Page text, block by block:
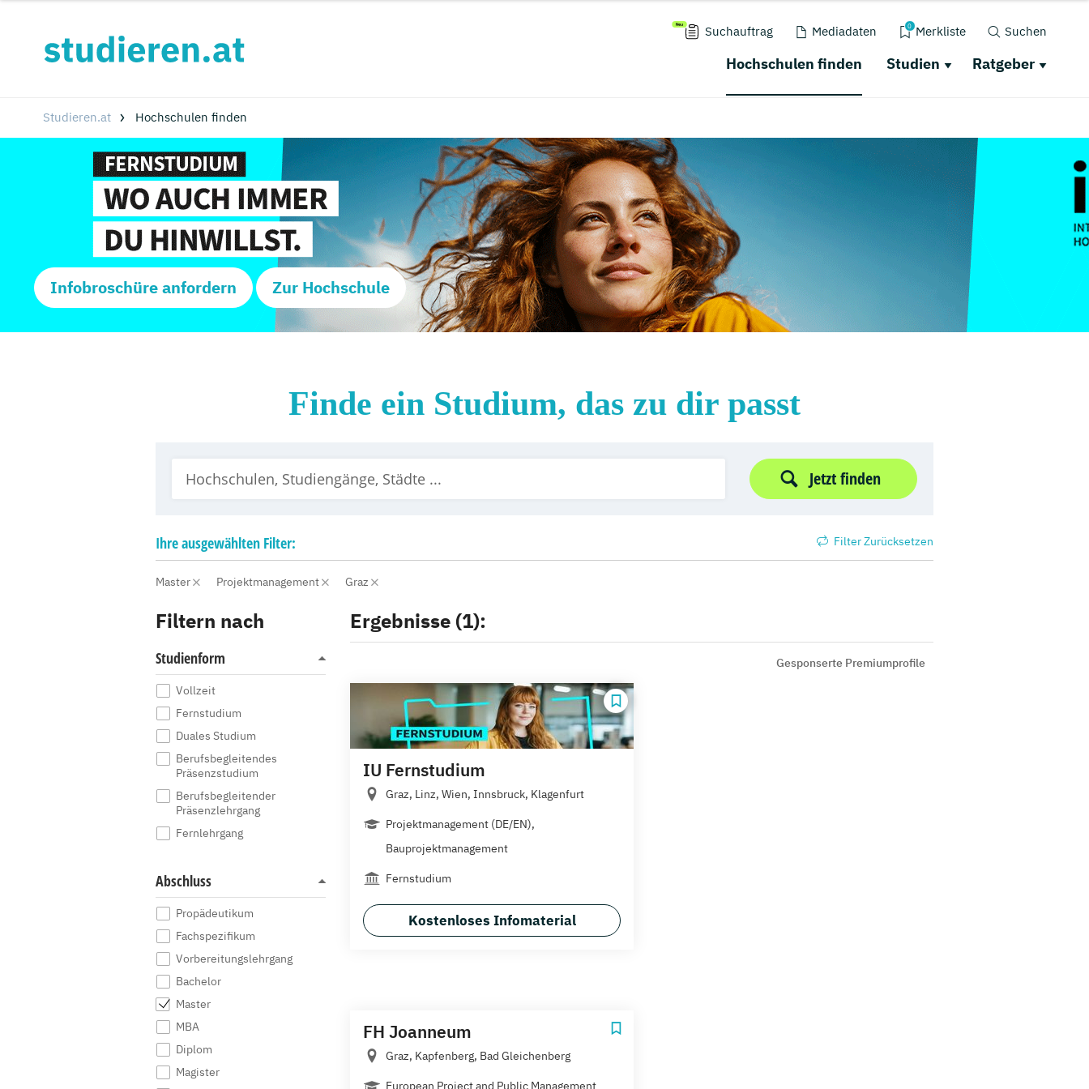
Suchauftrag Mediadaten 0 Merkliste Suchen
Hochschulen finden Studien Ratgeber
Studieren.at Hochschulen finden
Infobroschüre anfordern Zur Hochschule
Finde ein Studium, das zu dir passt
Jetzt finden
Ihreausgewählten Filter: Filter Zurücksetzen
Master Projektmanagement Graz
Filtern nach
Studienform
Vollzeit
Fernstudium
Duales Studium
Berufsbegleitendes
Präsenzstudium
Berufsbegleitender
Präsenzlehrgang
Fernlehrgang
Abschluss
Propädeutikum
Fachspezifikum
Vorbereitungslehrgang
Bachelor
Master
MBA
Diplom
Magister
Ergebnisse (1):
Gesponserte Premiumprofile
IU Fernstudium
Graz, Linz, Wien, Innsbruck, Klagenfurt
Projektmanagement (DE/EN),
Bauprojektmanagement
Fernstudium
Kostenloses Infomaterial
FH Joanneum
Graz, Kapfenberg, Bad Gleichenberg
European Project and Public Management